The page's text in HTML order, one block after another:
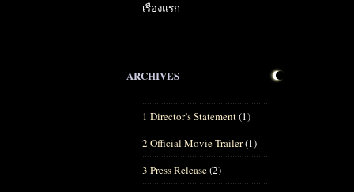
เรื่องแรก
ARCHIVES
1 Director’s Statement(1)
2 Official Movie Trailer(1)
3 Press Release(2)